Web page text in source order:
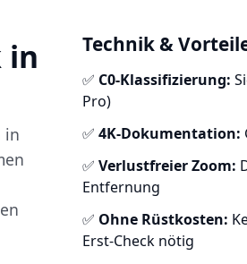
in
in
Technik &
✅ C0-Klassifizierung:
Pro)
✅ 4K-Dokumentation:
✅ Verlustfreier Zoom:
Entfernung
✅ Ohne Rüstkosten:
Erst-Check nötig